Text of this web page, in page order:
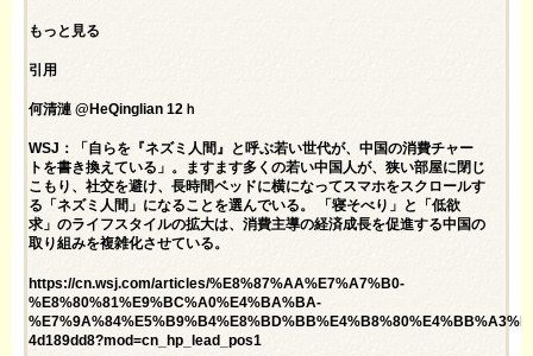
もっと見る
引用
何清漣 @HeQinglian 12ｈ
WSJ：「自らを『ネズミ人間』と呼ぶ若い世代が、中国の消費チャー
トを書き換えている」。ますます多くの若い中国人が、狭い部屋に閉じ
こもり、社交を避け、長時間ベッドに横になってスマホをスクロールす
る「ネズミ人間」になることを選んでいる。 「寝そべり」と「低欲
求」のライフスタイルの拡大は、消費主導の経済成長を促進する中国の
取り組みを複雑化させている。
https://cn.wsj.com/articles/%E8%87%AA%E7%A7%B0-
%E8%80%81%E9%BC%A0%E4%BA%BA-
4d189dd8?mod=cn_hp_lead_pos1